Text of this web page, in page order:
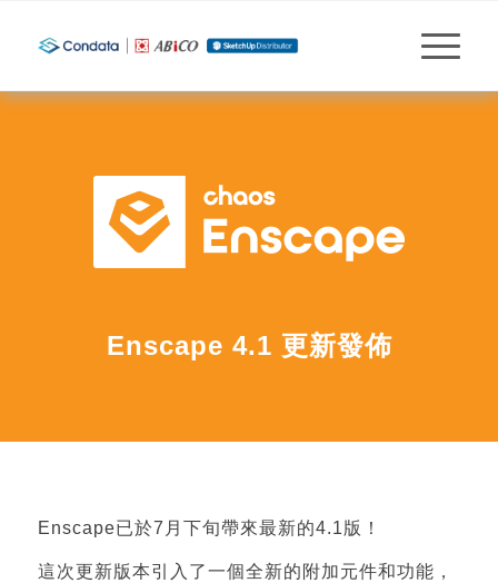
Enscape 4.1 更新發佈
Enscape已於7月下旬帶來最新的4.1版！
這次更新版本引入了一個全新的附加元件和功能，